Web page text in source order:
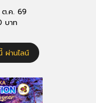
ต.ค. 69
บาท
ผ่านไลน์